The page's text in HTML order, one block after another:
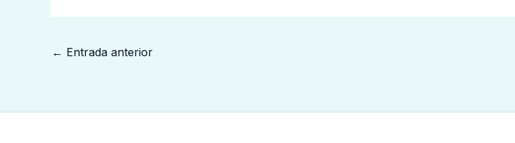
← Entrada anterior